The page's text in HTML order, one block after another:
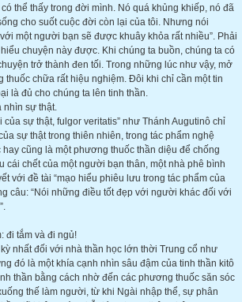
thể thấy trong đời mình. Nó quá khủng khiếp, nó đã
cho suốt cuộc đời còn lại của tôi. Nhưng nói
một người bạn sẽ được khuây khỏa rất nhiều”. Phải
chuyện này được. Khi chúng ta buồn, chúng ta có
trở thành đen tối. Trong những lúc như vậy, mở
thuốc chữa rất hiệu nghiệm. Đôi khi chỉ cần một tin
là đủ cho chúng ta lên tinh thần.
nhìn sự thật.
của sự thật, fulgor veritatis” như Thánh Augutinô chỉ
sự thật trong thiên nhiên, trong tác phẩm nghệ
hay cũng là một phương thuốc thần diệu để chống
cái chết của một người bạn thân, một nhà phê bình
với đề tài “mạo hiểu phiêu lưu trong tác phẩm của
câu: “Nói những điều tốt đẹp với người khác đối với
đi tắm và đi ngủ!
nhất đối với nhà thần học lớn thời Trung cổ như
đó là một khía cạnh nhìn sâu đậm của tinh thần kitô
thần bằng cách nhờ đến các phương thuốc săn sóc
thế làm người, từ khi Ngài nhập thể, sự phân